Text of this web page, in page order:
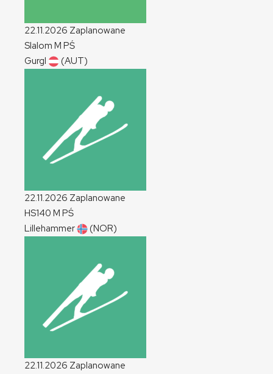
22.11.2026 Zaplanowane
Slalom M PŚ
Gurgl
(AUT)
22.11.2026 Zaplanowane
HS140 M PŚ
Lillehammer
(NOR)
22.11.2026 Zaplanowane